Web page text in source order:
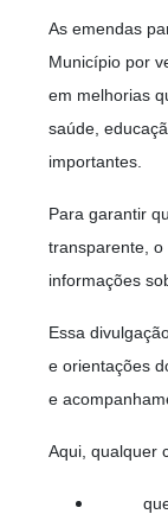
As emendas
Município por
em melhorias
saúde,
importantes.
Para garantir
transparente,
informações
Essa
e orientações
e
Aqui, qualquer